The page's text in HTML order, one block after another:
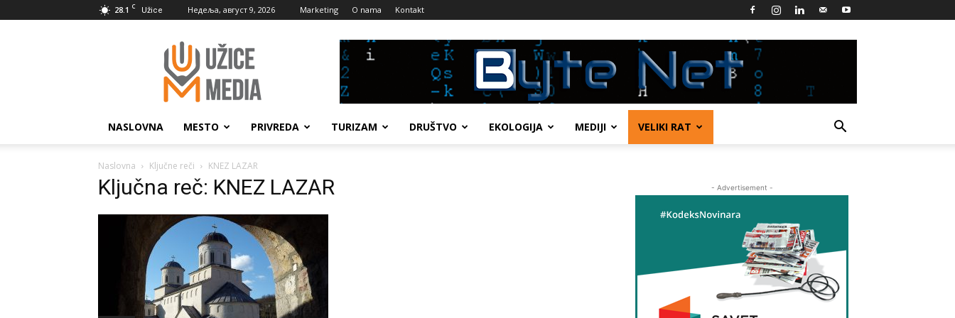
28.1 C Užice Недеља, август 9, 2026 Marketing O nama Kontakt
UžiceMedia
NASLOVNA MESTO PRIVREDA TURIZAM DRUŠTVO EKOLOGIJA MEDIJI VELIKI RAT
Naslovna Ključne reči KNEZ LAZAR
Ključna reč: KNEZ LAZAR - Advertisement -